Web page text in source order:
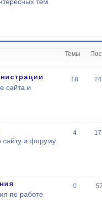
тем
Темы
сайта и
18
и форуму
4
по работе
0